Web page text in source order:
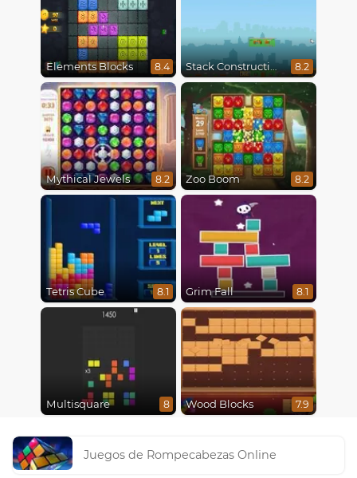
Elements Blocks 8.4 Stack Construction 8.2
Mythical Jewels 8.2 Zoo Boom 8.2
Tetris Cube 8.1 Grim Fall 8.1
Multisquare 8 Wood Blocks 7.9
Juegos de Rompecabezas Online